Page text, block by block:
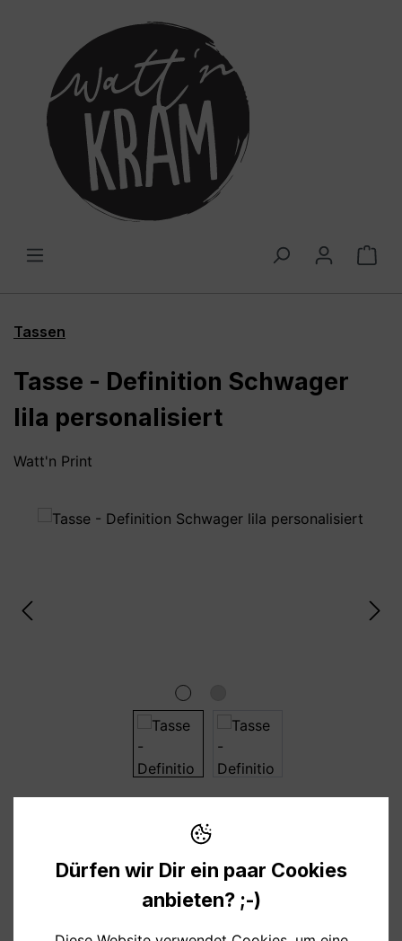
Tassen
Tasse - Definition Schwager
lila personalisiert
Watt'n Print
Bildergalerie überspringen
Preise inkl. MwSt. zzgl. Versandkosten
Verfügbar, Lieferzeit: 1-3 Tage
Dürfen wir Dir ein paar Cookies
anbieten? ;-)